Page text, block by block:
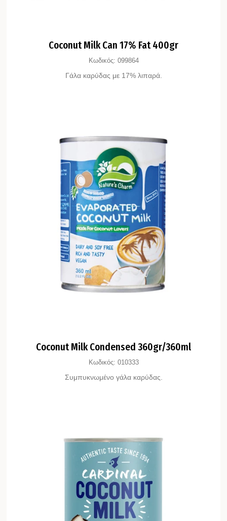
Coconut Milk Can 17% Fat 400gr
Κωδικός: 099864
Γάλα καρύδας με 17% λιπαρά.
Coconut Milk Condensed 360gr/360ml
Κωδικός: 010333
Συμπυκνωμένο γάλα καρύδας.